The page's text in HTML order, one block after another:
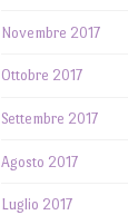
Novembre 2017
Ottobre 2017
Settembre 2017
Agosto 2017
Luglio 2017